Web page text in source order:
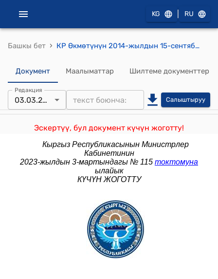
KG RU
Башкы бет › КР Өкмөтүнүн 2014-жылдын 15-сентябрындагы № 530 "Кыргыз Республикасынын Өкмөтүнүн айрым ченем жаратуу ыйгарым укуктарын аткаруу бийлигинин бир катар мамлекеттик органдарына өткөрүп берүү жөнүндө" токтому
Документ Маалыматтар Шилтеме документтер
Редакция
03.03.2023 Салыштыруу
Эскертүү, бул документ күчүн жоготту!